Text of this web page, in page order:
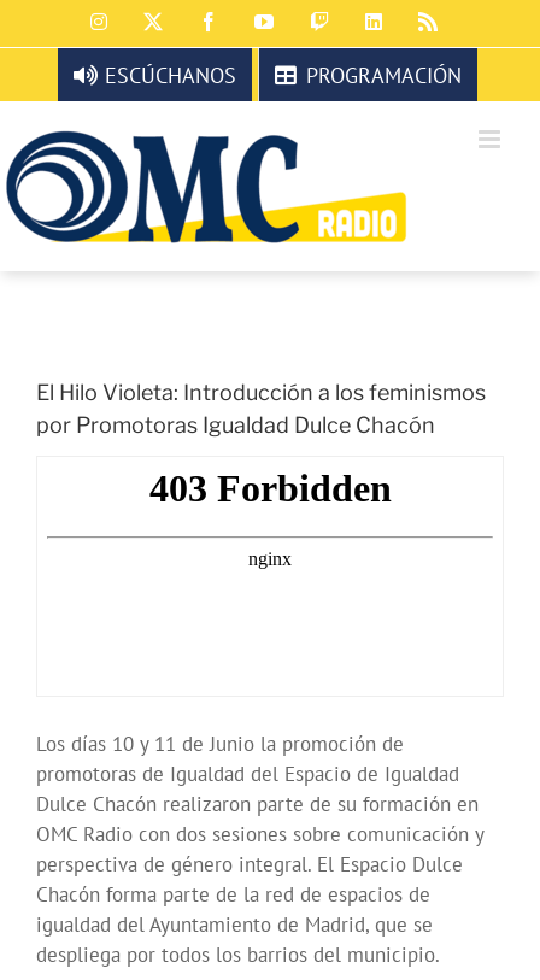
al
contenido
Instagram FacebookYouTubeTwitchLinkedIn
ESCÚCHANOS PROGRAMACIÓN
El Hilo Violeta: Introducción a los feminismos
por Promotoras Igualdad Dulce Chacón
Los días 10 y 11 de Junio la promoción de
promotoras de Igualdad del Espacio de Igualdad
Dulce Chacón realizaron parte de su formación en
OMC Radio con dos sesiones sobre comunicación y
perspectiva de género integral. El Espacio Dulce
Chacón forma parte de la red de espacios de
igualdad del Ayuntamiento de Madrid, que se
despliega por todos los barrios del municipio.